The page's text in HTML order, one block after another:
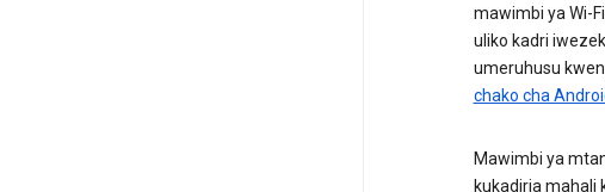
mawimbi ya Wi-
uliko kadri
umeruhusu
chako cha
Mawimbi ya
kukadiria mahali